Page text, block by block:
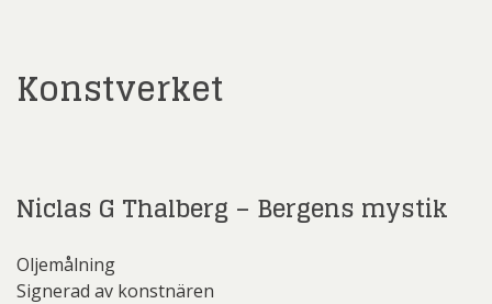
Konstverket
Niclas G Thalberg – Bergens mystik
Oljemålning
Signerad av konstnären